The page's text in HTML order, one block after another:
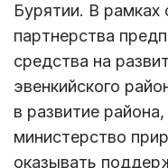
Бурятии. В рамках
партнерства
средства на
эвенкийского
в развитие
министерство
оказывать